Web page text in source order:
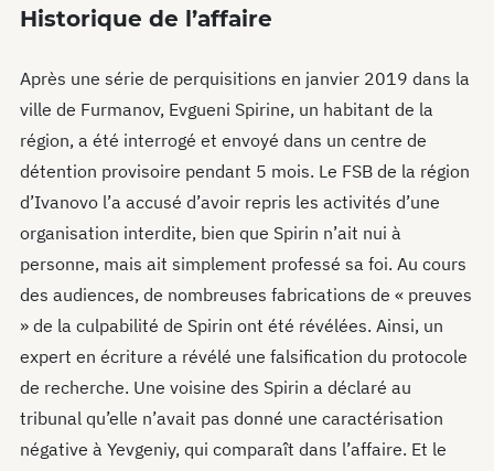
Historique de l’affaire
Après une série de perquisitions en janvier 2019 dans la
ville de Furmanov, Evgueni Spirine, un habitant de la
région, a été interrogé et envoyé dans un centre de
détention provisoire pendant 5 mois. Le FSB de la région
d’Ivanovo l’a accusé d’avoir repris les activités d’une
organisation interdite, bien que Spirin n’ait nui à
personne, mais ait simplement professé sa foi. Au cours
des audiences, de nombreuses fabrications de « preuves
» de la culpabilité de Spirin ont été révélées. Ainsi, un
expert en écriture a révélé une falsification du protocole
de recherche. Une voisine des Spirin a déclaré au
tribunal qu’elle n’avait pas donné une caractérisation
négative à Yevgeniy, qui comparaît dans l’affaire. Et le